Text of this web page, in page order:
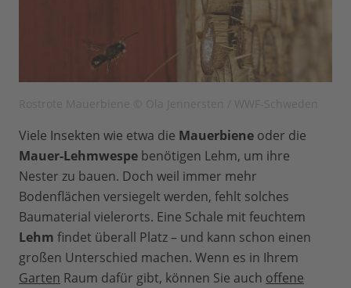
Viele Insekten wie etwa die Mauerbiene oder die
Mauer-Lehmwespe benötigen Lehm, um ihre
Nester zu bauen. Doch weil immer mehr
Bodenflächen versiegelt werden, fehlt solches
Baumaterial vielerorts. Eine Schale mit feuchtem
Lehm findet überall Platz – und kann schon einen
großen Unterschied machen. Wenn es in Ihrem
Garten Raum dafür gibt, können Sie auch offene